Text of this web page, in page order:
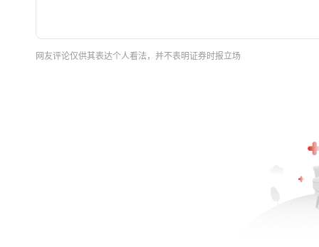
网友评论仅供其表达个人看法，并不表明证券时报立场